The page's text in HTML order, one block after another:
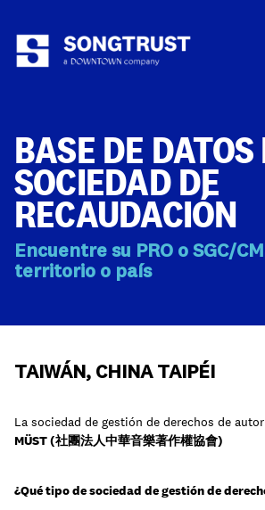
Qué Hacemos
Aprende
BASE DE
SOCIEDAD DE
RECAUDACIÓN
Encuentre su PRO o SGC/
territorio o país
TAIWÁN, CHINA TAIPÉI
La sociedad de gestión de derechos de
MÜST (社團法人中華音樂著作權協會)
¿Qué tipo de sociedad de gestión de